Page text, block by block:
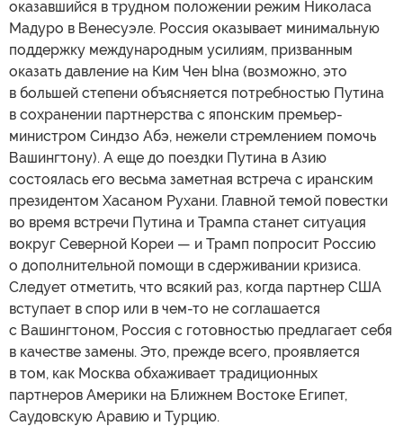
оказавшийся в трудном положении режим Николаса
Мадуро в Венесуэле. Россия оказывает минимальную
поддержку международным усилиям, призванным
оказать давление на Ким Чен Ына (возможно, это
в большей степени объясняется потребностью Путина
в сохранении партнерства с японским премьер-
министром Синдзо Абэ, нежели стремлением помочь
Вашингтону). А еще до поездки Путина в Азию
состоялась его весьма заметная встреча с иранским
президентом Хасаном Рухани. Главной темой повестки
во время встречи Путина и Трампа станет ситуация
вокруг Северной Кореи — и Трамп попросит Россию
о дополнительной помощи в сдерживании кризиса.
Следует отметить, что всякий раз, когда партнер США
вступает в спор или в чем-то не соглашается
с Вашингтоном, Россия с готовностью предлагает себя
в качестве замены. Это, прежде всего, проявляется
в том, как Москва обхаживает традиционных
партнеров Америки на Ближнем Востоке Египет,
Саудовскую Аравию и Турцию.